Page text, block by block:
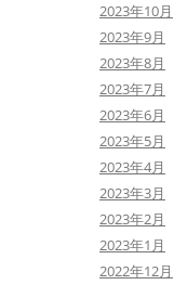
2023年10月
2023年9月
2023年8月
2023年7月
2023年6月
2023年5月
2023年4月
2023年3月
2023年2月
2023年1月
2022年12月